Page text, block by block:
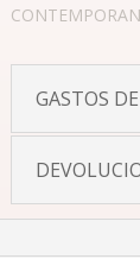
GASTOS